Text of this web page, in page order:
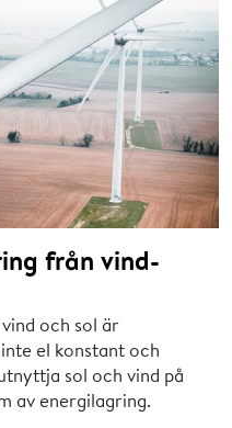
från vind-
och sol är
el konstant och
sol och vind på
av energilagring.